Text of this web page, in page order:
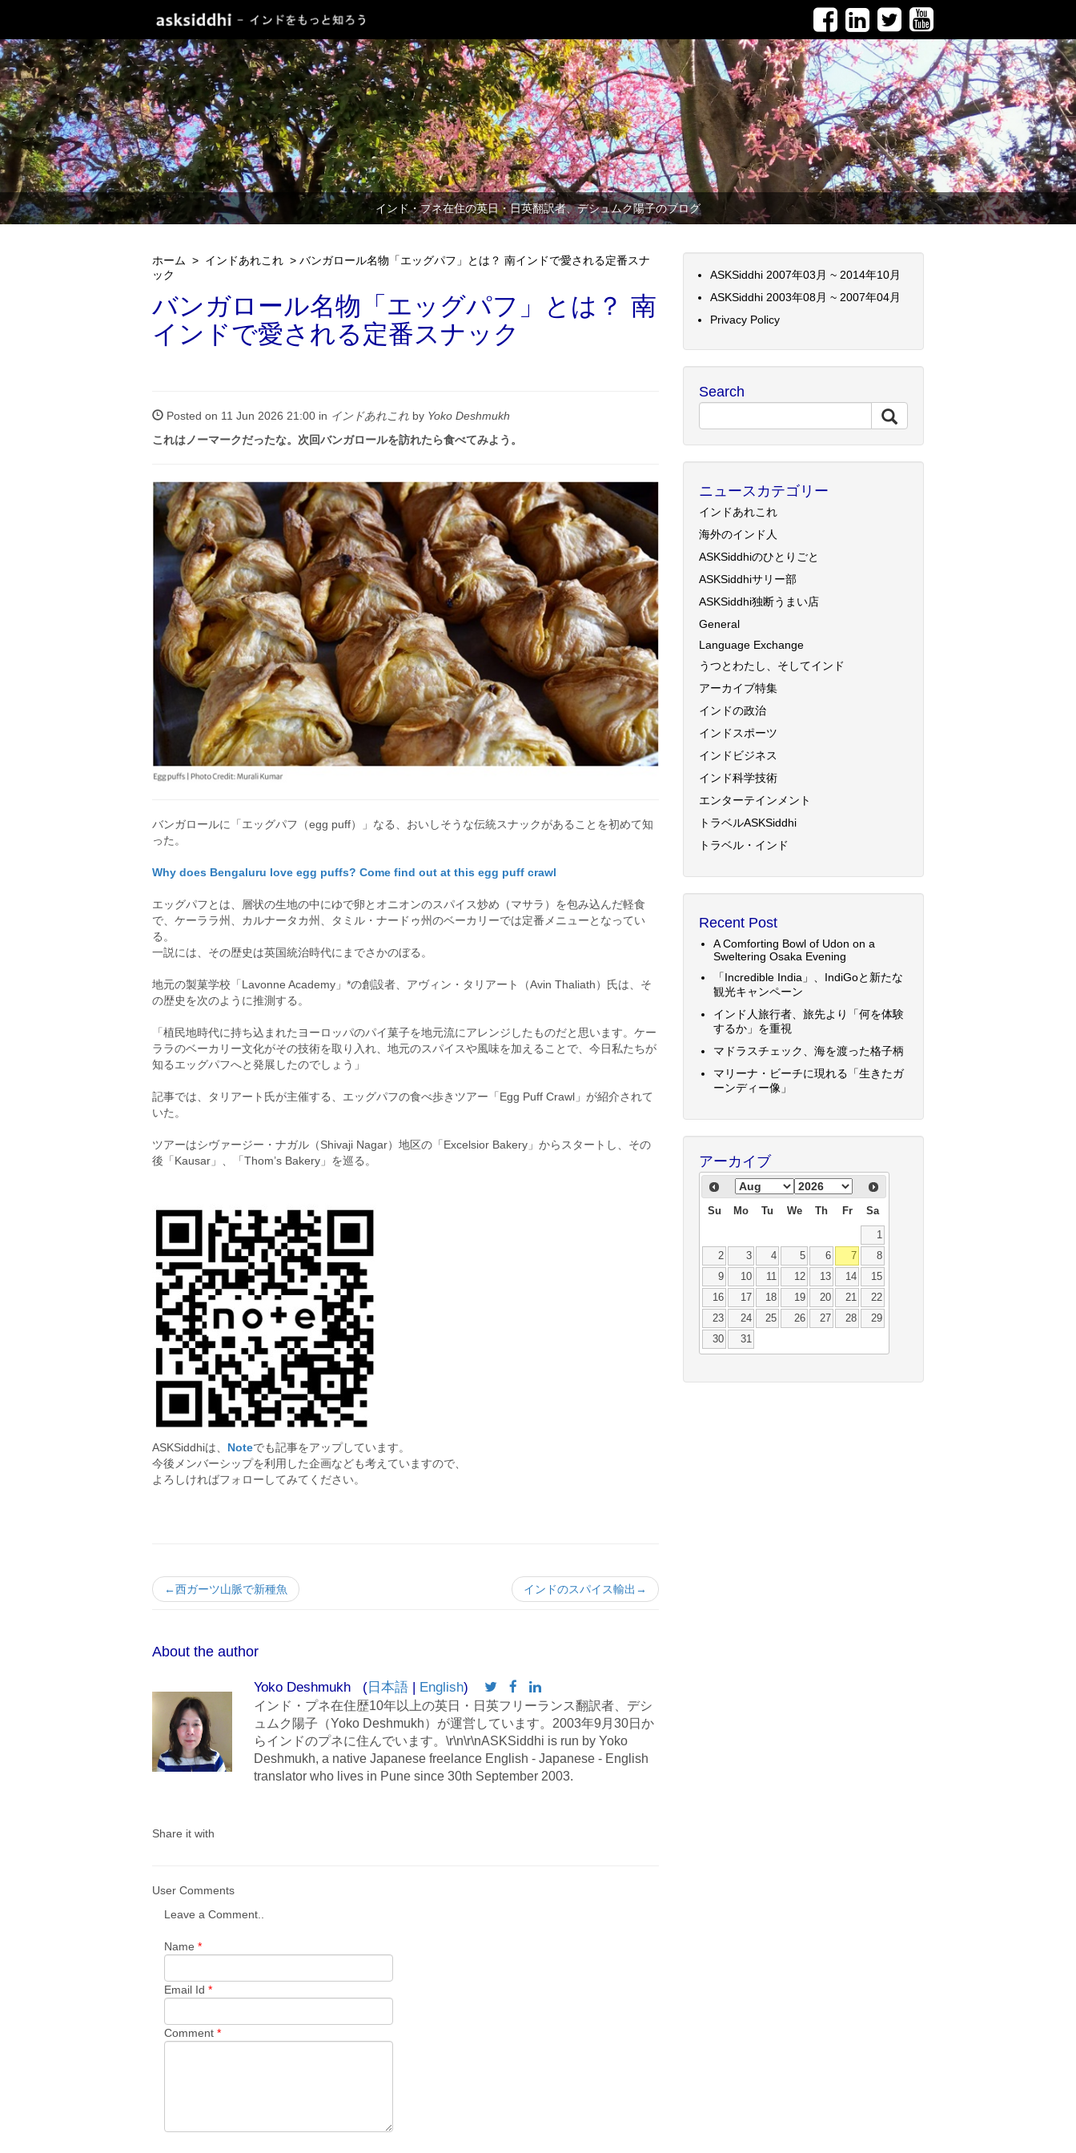
インド・プネ在住の英日・日英翻訳者、デシュムク陽子のブログ
ホーム > インドあれこれ > バンガロール名物「エッグパフ」とは？ 南インドで愛される定番スナ
ック
バンガロール名物「エッグパフ」とは？ 南
インドで愛される定番スナック
Posted on 11 Jun 2026 21:00 in インドあれこれ by Yoko Deshmukh
これはノーマークだったな。次回バンガロールを訪れたら食べてみよう。
バンガロールに「エッグパフ（egg puff）」なる、おいしそうな伝統スナックがあることを初めて知
った。
Why does Bengaluru love egg puffs? Come find out at this egg puff crawl
エッグパフとは、層状の生地の中にゆで卵とオニオンのスパイス炒め（マサラ）を包み込んだ軽食
で、ケーララ州、カルナータカ州、タミル・ナードゥ州のベーカリーでは定番メニューとなってい
る。
一説には、その歴史は英国統治時代にまでさかのぼる。
地元の製菓学校「Lavonne Academy」*の創設者、アヴィン・タリアート（Avin Thaliath）氏は、そ
の歴史を次のように推測する。
「植民地時代に持ち込まれたヨーロッパのパイ菓子を地元流にアレンジしたものだと思います。ケー
ララのベーカリー文化がその技術を取り入れ、地元のスパイスや風味を加えることで、今日私たちが
知るエッグパフへと発展したのでしょう」
記事では、タリアート氏が主催する、エッグパフの食べ歩きツアー「Egg Puff Crawl」が紹介されて
いた。
ツアーはシヴァージー・ナガル（Shivaji Nagar）地区の「Excelsior Bakery」からスタートし、その
後「Kausar」、「Thom’s Bakery」を巡る。
ASKSiddhiは、 Noteでも記事をアップしています。
今後メンバーシップを利用した企画なども考えていますので、
よろしければフォローしてみてください。
←西ガーツ山脈で新種魚 インドのスパイス輸出→
About the author
Yoko Deshmukh ( 日本語 | English)
インド・プネ在住歴10年以上の英日・日英フリーランス翻訳者、デシ
ュムク陽子（Yoko Deshmukh）が運営しています。2003年9月30日か
らインドのプネに住んでいます。\r\n\r\nASKSiddhi is run by Yoko
Deshmukh, a native Japanese freelance English - Japanese - English
translator who lives in Pune since 30th September 2003.
Share it with
User Comments
Leave a Comment..
Name *
Email Id *
Comment *
ASKSiddhi 2007年03月 ~ 2014年10月
ASKSiddhi 2003年08月 ~ 2007年04月
Privacy Policy
Search
ニュースカテゴリー
インドあれこれ
海外のインド人
ASKSiddhiのひとりごと
ASKSiddhiサリー部
ASKSiddhi独断うまい店
General
Language Exchange
うつとわたし、そしてインド
アーカイブ特集
インドの政治
インドスポーツ
インドビジネス
インド科学技術
エンターテインメント
トラベルASKSiddhi
トラベル・インド
Recent Post
A Comforting Bowl of Udon on a
Sweltering Osaka Evening
「Incredible India」、IndiGoと新たな
観光キャンペーン
インド人旅行者、旅先より「何を体験
するか」を重視
マドラスチェック、海を渡った格子柄
マリーナ・ビーチに現れる「生きたガ
ーンディー像」
アーカイブ
Su Mo Tu We Th Fr Sa
1
2
3 4 5 6 7
8
9
10 11 12 13 14
15
16
17 18 19 20 21
22
23
24 25 26 27 28
29
30
31